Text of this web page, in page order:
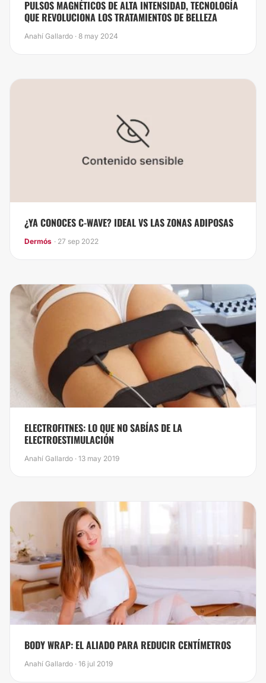
PULSOS MAGNÉTICOS DE ALTA INTENSIDAD, TECNOLOGÍA
QUE REVOLUCIONA LOS TRATAMIENTOS DE BELLEZA
Anahí Gallardo · 8 may 2024
¿YA CONOCES C-WAVE? IDEAL VS LAS ZONAS ADIPOSAS
Dermós · 27 sep 2022
ELECTROFITNES: LO QUE NO SABÍAS DE LA
ELECTROESTIMULACIÓN
Anahí Gallardo · 13 may 2019
BODY WRAP: EL ALIADO PARA REDUCIR CENTÍMETROS
Anahí Gallardo · 16 jul 2019